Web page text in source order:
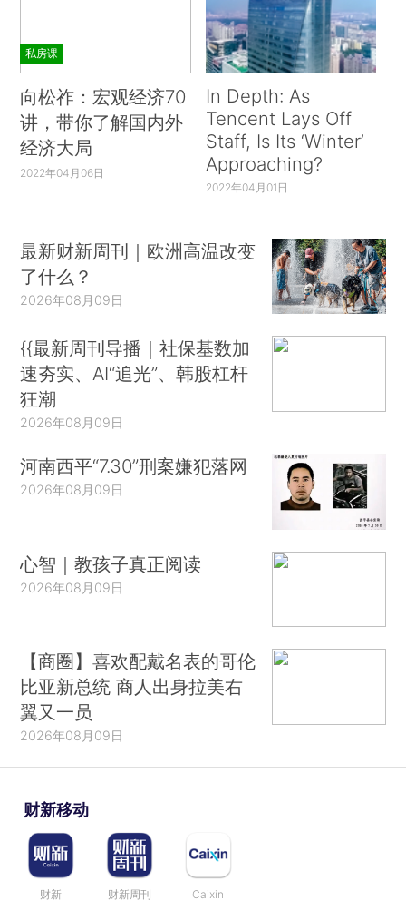
私房课
向松祚：宏观经济70
讲，带你了解国内外
经济大局
2022年04月06日
In Depth: As
Tencent Lays Off
Staff, Is Its ‘Winter’
Approaching?
2022年04月01日
最新财新周刊｜欧洲高温改变
了什么？
2026年08月09日
{{最新周刊导播｜社保基数加
速夯实、AI“追光”、韩股杠杆
狂潮
2026年08月09日
河南西平“7.30”刑案嫌犯落网
2026年08月09日
心智｜教孩子真正阅读
2026年08月09日
【商圈】喜欢配戴名表的哥伦
比亚新总统 商人出身拉美右
翼又一员
2026年08月09日
财新移动
财新 财新周刊 Caixin